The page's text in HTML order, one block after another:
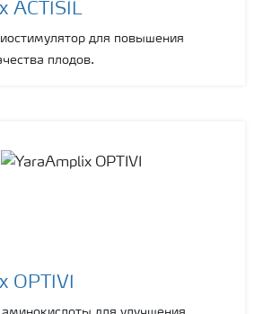
ACTISIL
для повышения
плодов.
OPTIVI